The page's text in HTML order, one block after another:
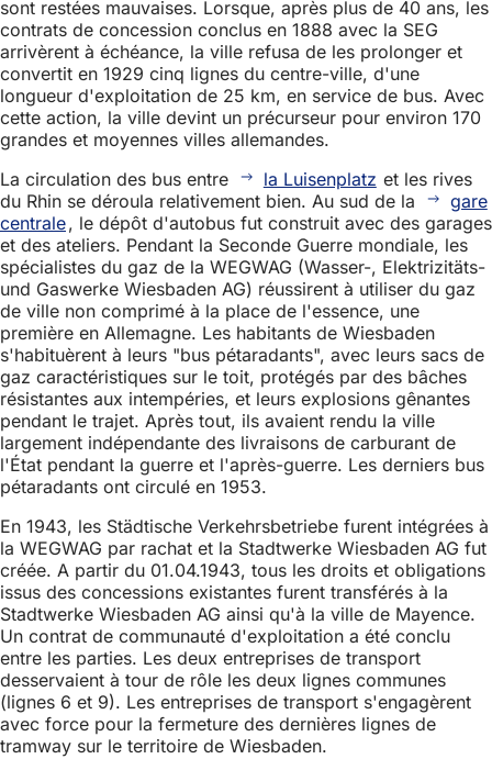
sont restées mauvaises. Lorsque, après plus de 40 ans, les
contrats de concession conclus en 1888 avec la SEG
arrivèrent à échéance, la ville refusa de les prolonger et
convertit en 1929 cinq lignes du centre-ville, d'une
longueur d'exploitation de 25 km, en service de bus. Avec
cette action, la ville devint un précurseur pour environ 170
grandes et moyennes villes allemandes.
La circulation des bus entre
la Luisenplatz et les rives
du Rhin se déroula relativement bien. Au sud de la
gare
centrale, le dépôt d'autobus fut construit avec des garages
et des ateliers. Pendant la Seconde Guerre mondiale, les
spécialistes du gaz de la WEGWAG (Wasser-, Elektrizitäts-
und Gaswerke Wiesbaden AG) réussirent à utiliser du gaz
de ville non comprimé à la place de l'essence, une
première en Allemagne. Les habitants de Wiesbaden
s'habituèrent à leurs "bus pétaradants", avec leurs sacs de
gaz caractéristiques sur le toit, protégés par des bâches
résistantes aux intempéries, et leurs explosions gênantes
pendant le trajet. Après tout, ils avaient rendu la ville
largement indépendante des livraisons de carburant de
l'État pendant la guerre et l'après-guerre. Les derniers bus
pétaradants ont circulé en 1953.
En 1943, les Städtische Verkehrsbetriebe furent intégrées à
la WEGWAG par rachat et la Stadtwerke Wiesbaden AG fut
créée. A partir du 01.04.1943, tous les droits et obligations
issus des concessions existantes furent transférés à la
Stadtwerke Wiesbaden AG ainsi qu'à la ville de Mayence.
Un contrat de communauté d'exploitation a été conclu
entre les parties. Les deux entreprises de transport
desservaient à tour de rôle les deux lignes communes
(lignes 6 et 9). Les entreprises de transport s'engagèrent
avec force pour la fermeture des dernières lignes de
tramway sur le territoire de Wiesbaden.